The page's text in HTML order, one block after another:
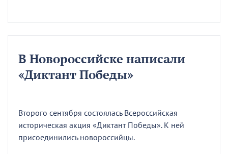
В Новороссийске написали
«Диктант Победы»
Второго сентября состоялась Всероссийская
историческая акция «Диктант Победы». К ней
присоединились новороссийцы.